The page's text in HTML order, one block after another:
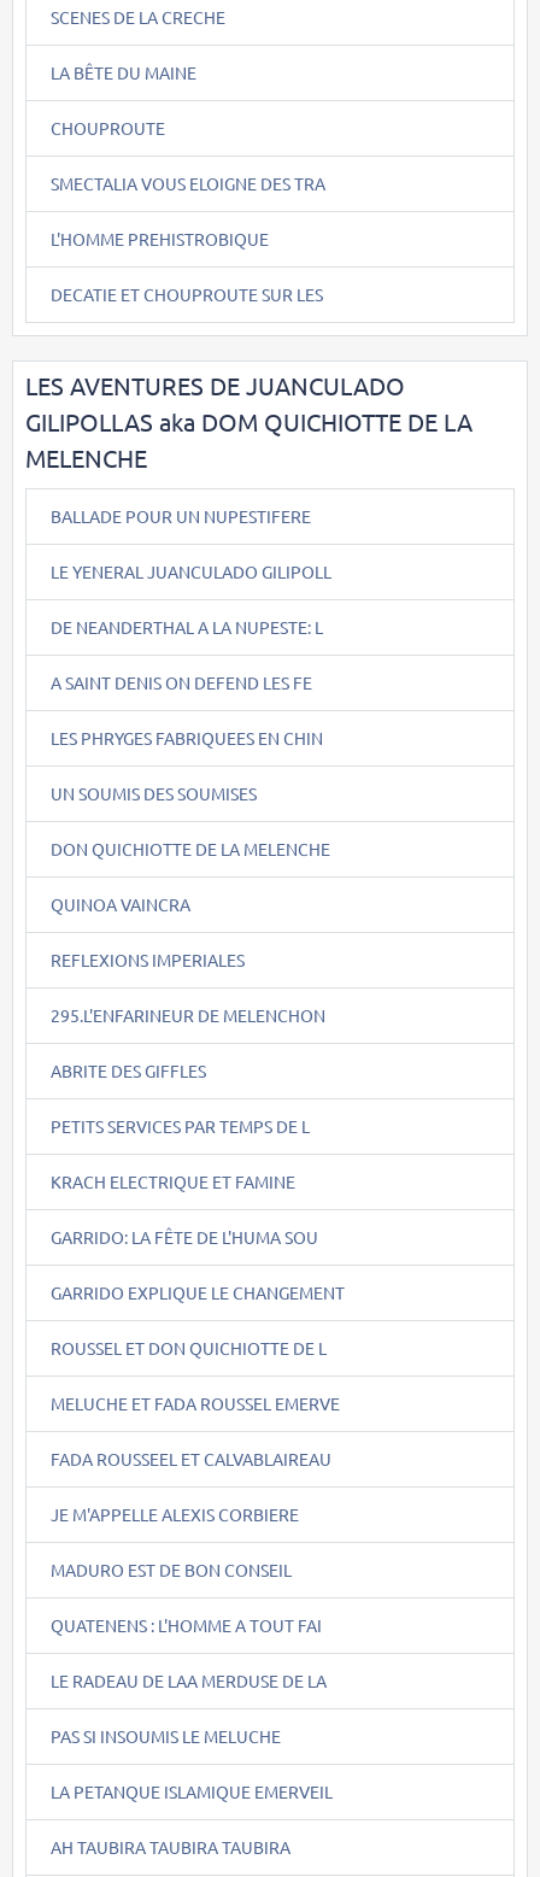
SCENES DE LA CRECHE
LA BÊTE DU MAINE
CHOUPROUTE
SMECTALIA VOUS ELOIGNE DES TRA
L'HOMME PREHISTROBIQUE
DECATIE ET CHOUPROUTE SUR LES
LES AVENTURES DE JUANCULADO
GILIPOLLAS aka DOM QUICHIOTTE DE LA
MELENCHE
BALLADE POUR UN NUPESTIFERE
LE YENERAL JUANCULADO GILIPOLL
DE NEANDERTHAL A LA NUPESTE: L
A SAINT DENIS ON DEFEND LES FE
LES PHRYGES FABRIQUEES EN CHIN
UN SOUMIS DES SOUMISES
DON QUICHIOTTE DE LA MELENCHE
QUINOA VAINCRA
REFLEXIONS IMPERIALES
295.L'ENFARINEUR DE MELENCHON
ABRITE DES GIFFLES
PETITS SERVICES PAR TEMPS DE L
KRACH ELECTRIQUE ET FAMINE
GARRIDO: LA FÊTE DE L'HUMA SOU
GARRIDO EXPLIQUE LE CHANGEMENT
ROUSSEL ET DON QUICHIOTTE DE L
MELUCHE ET FADA ROUSSEL EMERVE
FADA ROUSSEEL ET CALVABLAIREAU
JE M'APPELLE ALEXIS CORBIERE
MADURO EST DE BON CONSEIL
QUATENENS : L'HOMME A TOUT FAI
LE RADEAU DE LAA MERDUSE DE LA
PAS SI INSOUMIS LE MELUCHE
LA PETANQUE ISLAMIQUE EMERVEIL
AH TAUBIRA TAUBIRA TAUBIRA